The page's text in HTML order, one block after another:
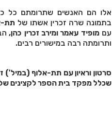
אלו הם האנשים שתרומתם כל
בתמונה שרה זכרין אשתו של תת-
עםמופיד עאמר ומירב זכרין כהן,
ותרומתה רבה במישורים רבים.
סרטון וראיון עם תת-אלוף
שכלל מפקד בית הספר לקצינים של צה"ל בה"ד 1' וכמפקד